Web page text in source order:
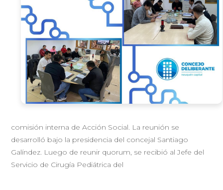
comisión interna de Acción Social. La reunión se
desarrolló bajo la presidencia del concejal Santiago
Galíndez. Luego de reunir quorum, se recibió al Jefe del
Servicio de Cirugía Pediátrica del